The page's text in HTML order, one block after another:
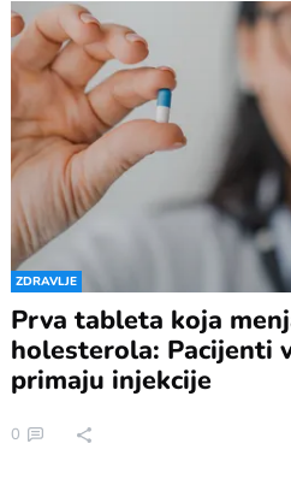
ZDRAVLJE
Prva tableta koja
holesterola: Pacijenti
primaju injekcije
0